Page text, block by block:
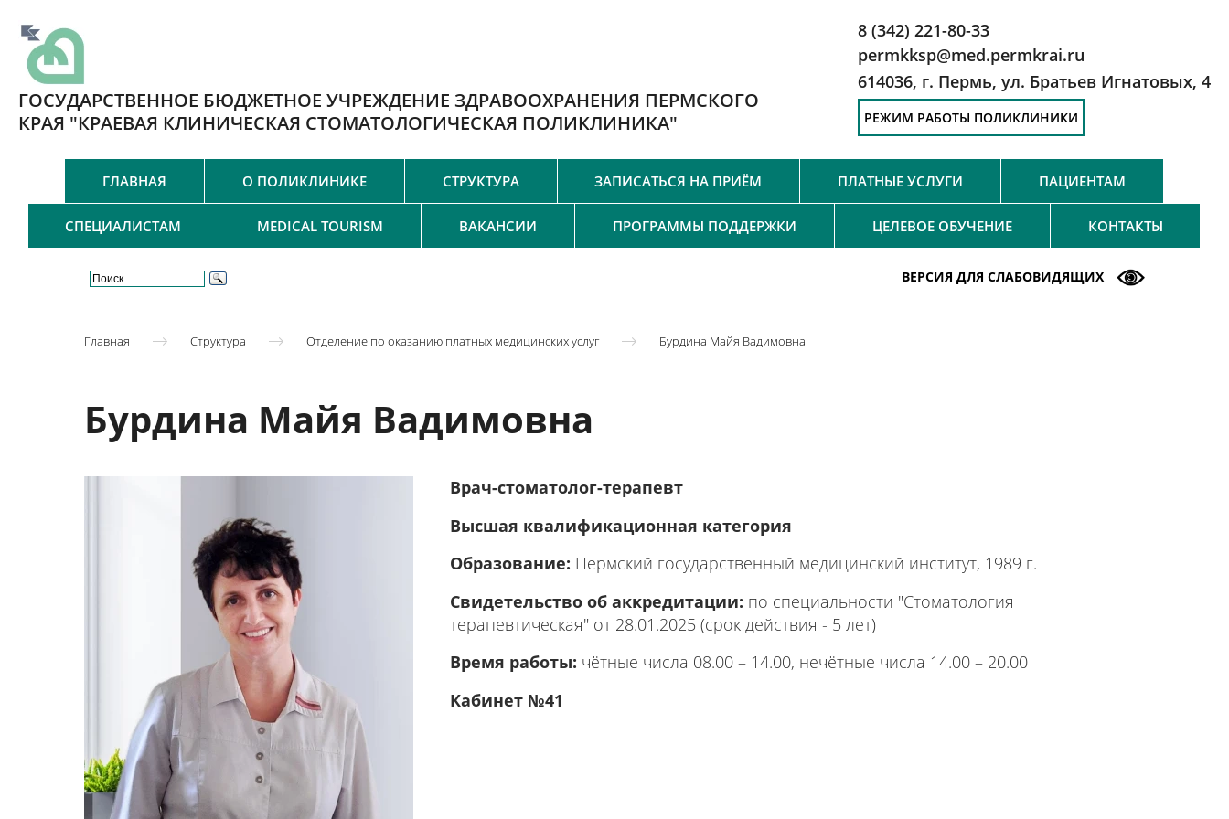
ГОСУДАРСТВЕННОЕ БЮДЖЕТНОЕ УЧРЕЖДЕНИЕ ЗДРАВООХРАНЕНИЯ ПЕРМСКОГО
КРАЯ "КРАЕВАЯ КЛИНИЧЕСКАЯ СТОМАТОЛОГИЧЕСКАЯ ПОЛИКЛИНИКА"
8 (342) 221-80-33
permkksp@med.permkrai.ru
614036, г. Пермь, ул. Братьев Игнатовых, 4
РЕЖИМ РАБОТЫ ПОЛИКЛИНИКИ
ГЛАВНАЯ О ПОЛИКЛИНИКЕ СТРУКТУРА ЗАПИСАТЬСЯ НА ПРИЁМ ПЛАТНЫЕ УСЛУГИ ПАЦИЕНТАМ
СПЕЦИАЛИСТАМ MEDICAL TOURISM ВАКАНСИИ ПРОГРАММЫ ПОДДЕРЖКИ ЦЕЛЕВОЕ ОБУЧЕНИЕ КОНТАКТЫ
ВЕРСИЯ ДЛЯ СЛАБОВИДЯЩИХ
Главная Структура Отделение по оказанию платных медицинских услуг Бурдина Майя Вадимовна
Бурдина Майя Вадимовна
Врач-стоматолог-терапевт
Высшая квалификационная категория
Образование: Пермский государственный медицинский институт, 1989 г.
Свидетельство об аккредитации: по специальности "Стоматология
терапевтическая" от 28.01.2025 (срок действия - 5 лет)
Время работы: чётные числа 08.00 – 14.00, нечётные числа 14.00 – 20.00
Кабинет №41